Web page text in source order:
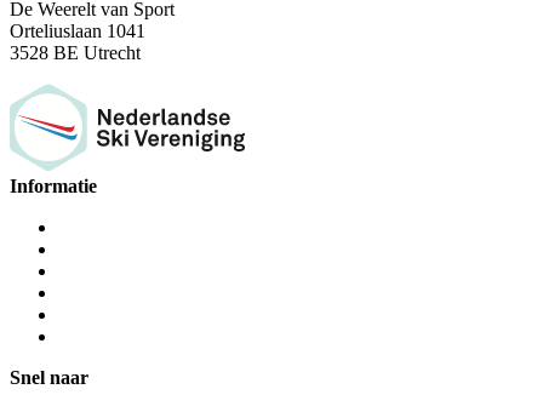
De Weerelt van Sport
Orteliuslaan 1041
3528 BE Utrecht
Informatie
Snel naar